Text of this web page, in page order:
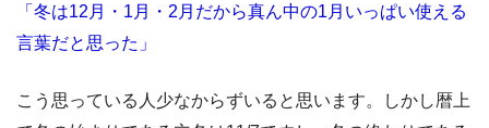
「冬は12月・1月・2月だから真ん中の1月いっぱい使える
言葉だと思った」
こう思っている人少なからずいると思います。しかし暦上